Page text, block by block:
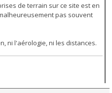
de terrain sur ce site est en
pas souvent
ni l'aérologie, ni les distances.